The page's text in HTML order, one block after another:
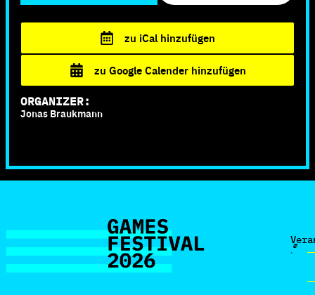
zu iCal hinzufügen
zu Google Calender hinzufügen
ORGANIZER:
Jonas Braukmann